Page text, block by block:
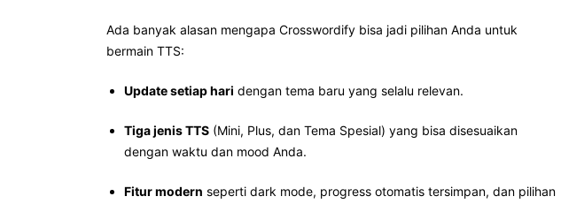
Ada banyak alasan mengapa Crosswordify bisa jadi pilihan Anda untuk
bermain TTS:
Update setiap hari dengan tema baru yang selalu relevan.
Tiga jenis TTS (Mini, Plus, dan Tema Spesial) yang bisa disesuaikan
dengan waktu dan mood Anda.
Fitur modern seperti dark mode, progress otomatis tersimpan, dan pilihan